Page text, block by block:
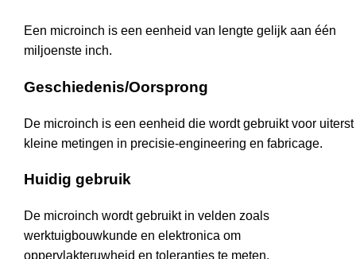
Een microinch is een eenheid van lengte gelijk aan één
miljoenste inch.
Geschiedenis/Oorsprong
De microinch is een eenheid die wordt gebruikt voor uiterst
kleine metingen in precisie-engineering en fabricage.
Huidig gebruik
De microinch wordt gebruikt in velden zoals
werktuigbouwkunde en elektronica om
oppervlakteruwheid en toleranties te meten.